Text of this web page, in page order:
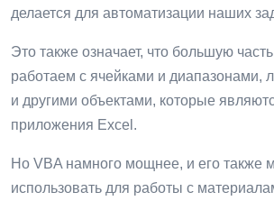
делается для автоматизации наших
Это также означает, что большую
работаем с ячейками и диапазонами,
и другими объектами, которые
приложения Excel.
Но VBA намного мощнее, и его также
использовать для работы с